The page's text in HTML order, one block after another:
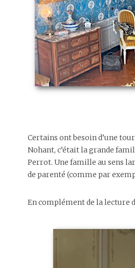
Certains ont besoin d’une
Nohant, c’était la grande
Perrot. Une famille au sens
de parenté (comme par
En complément de la lecture